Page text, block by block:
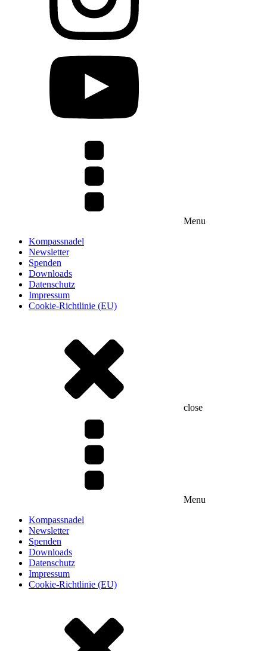
Menu
Kompassnadel
Newsletter
Spenden
Downloads
Datenschutz
Impressum
Cookie-Richtlinie (EU)
close
Menu
Kompassnadel
Newsletter
Spenden
Downloads
Datenschutz
Impressum
Cookie-Richtlinie (EU)